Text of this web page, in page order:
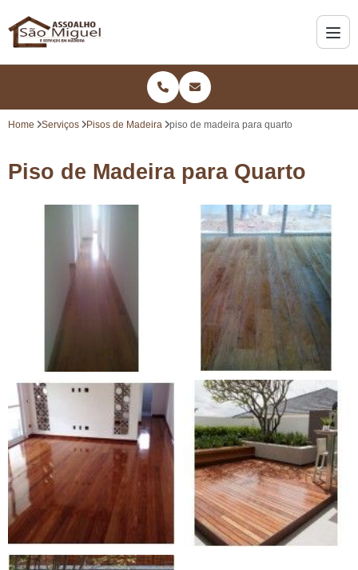
Home Serviços Pisos de Madeira piso de madeira para quarto
Piso de Madeira para Quarto